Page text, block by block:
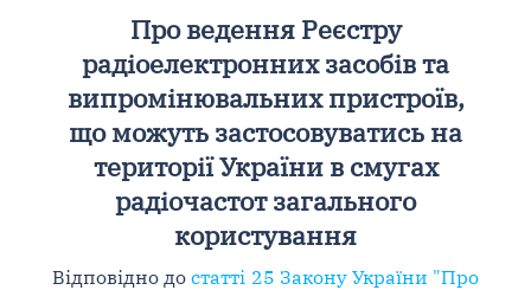
Про ведення Реєстру
радіоелектронних засобів та
випромінювальних пристроїв,
що можуть застосовуватись на
території України в смугах
радіочастот загального
користування
Відповідно достатті 25 Закону України "Про